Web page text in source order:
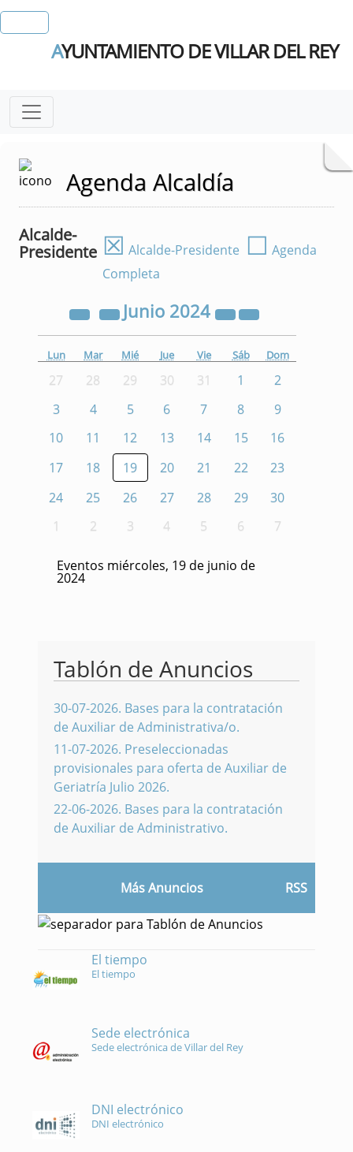
AYUNTAMIENTO DE VILLAR DEL REY
Agenda Alcaldía
Alcalde-
Presidente ☒ Alcalde-Presidente ☐ Agenda
Completa
Junio 2024
Lun Mar Mié Jue Vie Sáb Dom
27 28 29 30 31 1
2
3
4 5 6 7 8
9
10
11 12 13 14 15
16
17
18 19 20 21 22
23
24
25 26 27 28 29
30
1
2 3 4 5 6 7
Eventos miércoles, 19 de junio de
2024
Tablón de Anuncios
30-07-2026. Bases para la contratación
de Auxiliar de Administrativa/o.
11-07-2026. Preseleccionadas
provisionales para oferta de Auxiliar de
Geriatría Julio 2026.
22-06-2026. Bases para la contratación
de Auxiliar de Administrativo.
Más Anuncios RSS
El tiempo
El tiempo
Sede electrónica
Sede electrónica de Villar del Rey
DNI electrónico
DNI electrónico